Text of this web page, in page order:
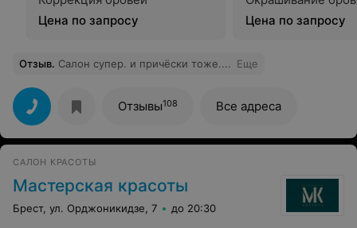
Цена по запросу
Цена по запросу
Отзыв. Салон супер. и причёски тоже.... Еще
Отзывы108 Все адреса
САЛОН КРАСОТЫ
Мастерская красоты
Брест, ул. Орджоникидзе, 7 до 20:30